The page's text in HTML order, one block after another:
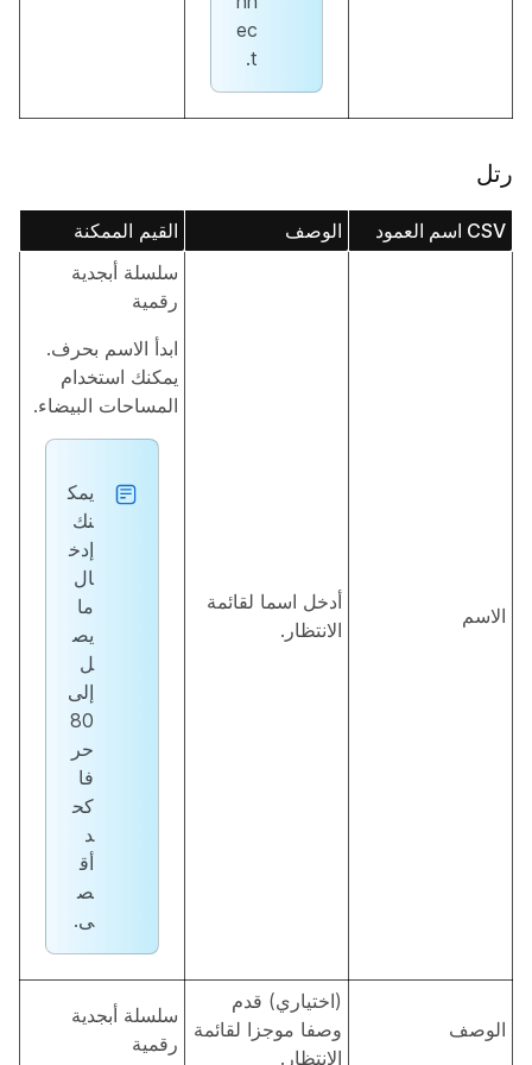
ec
t.
رتل
CSV اسم العمود الوصف القيم الممكنة
الاسم
أدخل اسما لقائمة
الانتظار.
سلسلة أبجدية
رقمية
ابدأ الاسم بحرف.
يمكنك استخدام
المساحات البيضاء.
يمك
نك
إدخ
ال
ما
يص
ل
إلى
80
حر
فا
كح
د
أق
ص
ى.
الوصف
(اختياري) قدم
وصفا موجزا لقائمة
الانتظار.
سلسلة أبجدية
رقمية